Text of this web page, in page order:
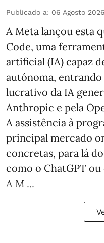
Publicado a: 06 Agosto
A Meta lançou esta
Code, uma
artificial (IA) capaz
autónoma,
lucrativo da IA
Anthropic e pela
A assistência à
principal mercado
concretas, para lá
como o ChatGPT
A M ...